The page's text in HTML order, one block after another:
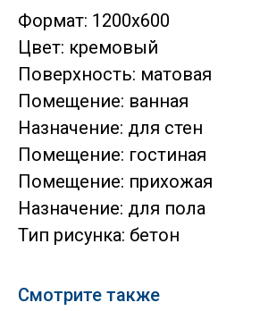
Формат: 1200х600
Цвет: кремовый
Поверхность: матовая
Помещение: ванная
Назначение: для стен
Помещение: гостиная
Помещение: прихожая
Назначение: для пола
Тип рисунка: бетон
Смотрите также